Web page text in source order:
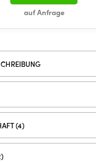
auf Anfrage
(4)